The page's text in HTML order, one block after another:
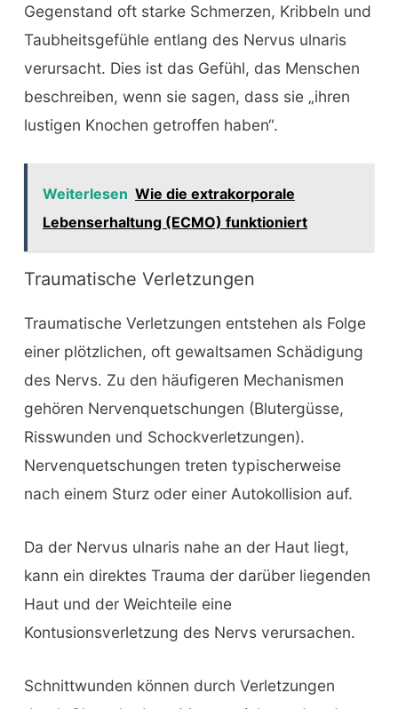
Gegenstand oft starke Schmerzen, Kribbeln und
Taubheitsgefühle entlang des Nervus ulnaris
verursacht. Dies ist das Gefühl, das Menschen
beschreiben, wenn sie sagen, dass sie „ihren
lustigen Knochen getroffen haben“.
Weiterlesen Wie die extrakorporale
Lebenserhaltung (ECMO) funktioniert
Traumatische Verletzungen
Traumatische Verletzungen entstehen als Folge
einer plötzlichen, oft gewaltsamen Schädigung
des Nervs. Zu den häufigeren Mechanismen
gehören Nervenquetschungen (Blutergüsse,
Risswunden und Schockverletzungen).
Nervenquetschungen treten typischerweise
nach einem Sturz oder einer Autokollision auf.
Da der Nervus ulnaris nahe an der Haut liegt,
kann ein direktes Trauma der darüber liegenden
Haut und der Weichteile eine
Kontusionsverletzung des Nervs verursachen.
Schnittwunden können durch Verletzungen